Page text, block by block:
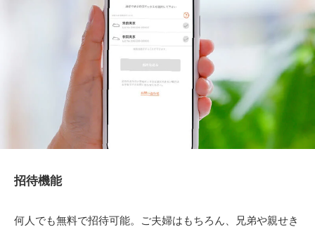
招待機能
何人でも無料で招待可能。ご夫婦はもちろん、兄弟や親せき